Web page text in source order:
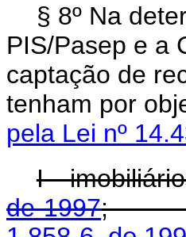
§ 8º Na
PIS/Pasep e a
captação de
tenham por
pela Lei nº
I -
de 1997